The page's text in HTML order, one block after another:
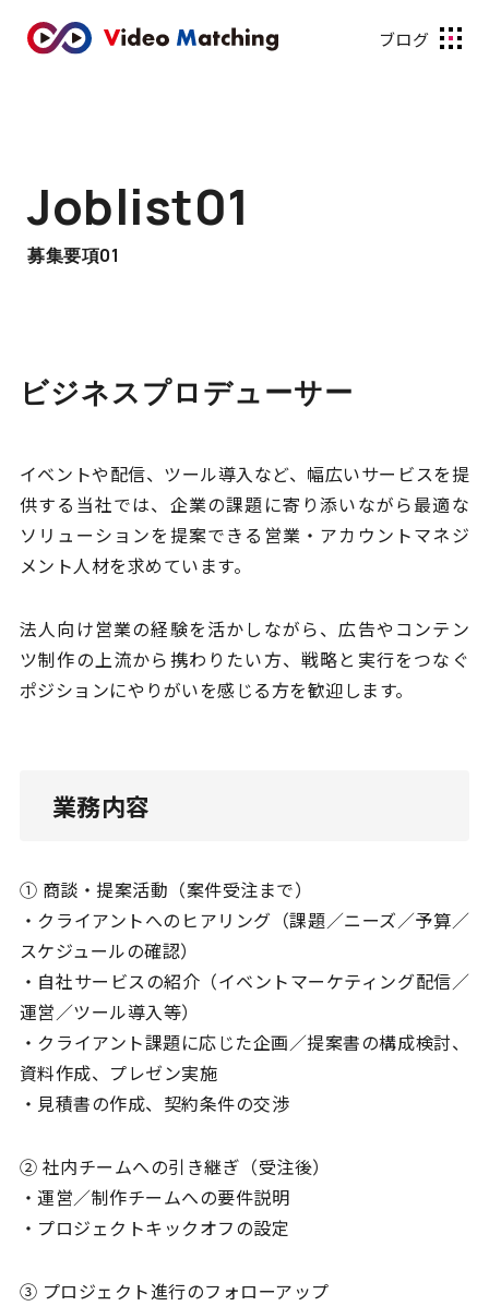
ブログ
Joblist01
募集要項01
ビジネスプロデューサー
イベントや配信、ツール導入など、幅広いサービスを提
供する当社では、企業の課題に寄り添いながら最適な
ソリューションを提案できる営業・アカウントマネジ
メント人材を求めています。
法人向け営業の経験を活かしながら、広告やコンテン
ツ制作の上流から携わりたい方、戦略と実行をつなぐ
ポジションにやりがいを感じる方を歓迎します。
業務内容
① 商談・提案活動（案件受注まで）
・クライアントへのヒアリング（課題／ニーズ／予算／
スケジュールの確認）
・自社サービスの紹介（イベントマーケティング配信／
運営／ツール導入等）
・クライアント課題に応じた企画／提案書の構成検討、
資料作成、プレゼン実施
・見積書の作成、契約条件の交渉
② 社内チームへの引き継ぎ（受注後）
・運営／制作チームへの要件説明
・プロジェクトキックオフの設定
③ プロジェクト進行のフォローアップ